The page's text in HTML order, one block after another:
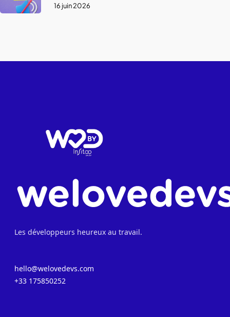
16 juin 2026
Les développeurs heureux au travail.
hello@welovedevs.com
+33 175850252